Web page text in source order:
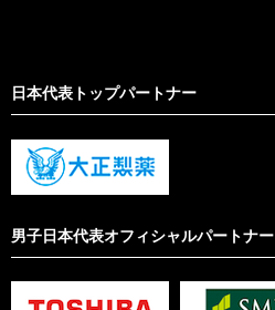
日本代表トップパートナー
男子日本代表オフィシャルパートナー